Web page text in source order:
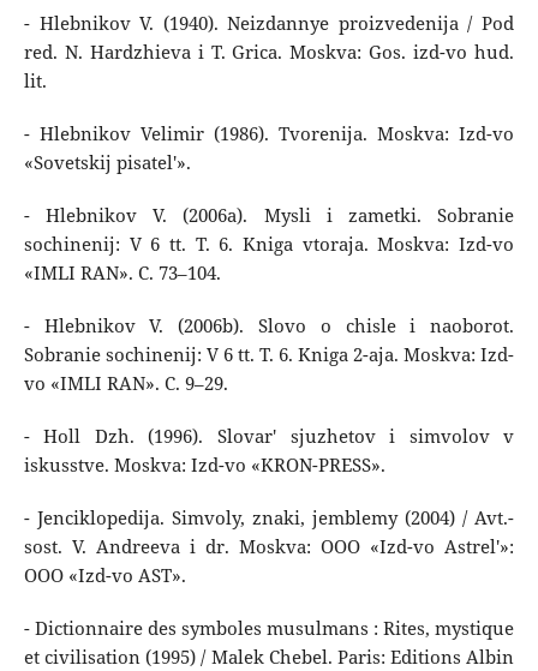
- Hlebnikov V. (1940). Neizdannye proizvedenija / Pod
red. N. Hardzhieva i T. Grica. Moskva: Gos. izd-vo hud.
lit.
- Hlebnikov Velimir (1986). Tvorenija. Moskva: Izd-vo
«Sovetskij pisatel'».
- Hlebnikov V. (2006a). Mysli i zametki. Sobranie
sochinenij: V 6 tt. T. 6. Kniga vtoraja. Moskva: Izd-vo
«IMLI RAN». C. 73–104.
- Hlebnikov V. (2006b). Slovo o chisle i naoborot.
Sobranie sochinenij: V 6 tt. T. 6. Kniga 2-aja. Moskva: Izd-
vo «IMLI RAN». C. 9–29.
- Holl Dzh. (1996). Slovar' sjuzhetov i simvolov v
iskusstve. Moskva: Izd-vo «KRON-PRESS».
- Jenciklopedija. Simvoly, znaki, jemblemy (2004) / Avt.-
sost. V. Andreeva i dr. Moskva: OOO «Izd-vo Astrel'»:
OOO «Izd-vo AST».
- Dictionnaire des symboles musulmans : Rites, mystique
et civilisation (1995) / Malek Chebel. Paris: Editions Albin